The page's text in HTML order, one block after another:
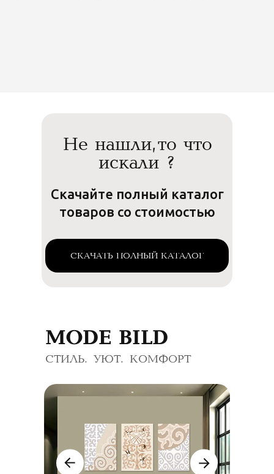
Не нашли, то что
искали ?
Скачайте полный каталог
товаров со стоимостью
СКАЧАТЬ ПОЛНЫЙ КАТАЛОГ
MODE BILD
СТИЛЬ. УЮТ. КОМФОРТ